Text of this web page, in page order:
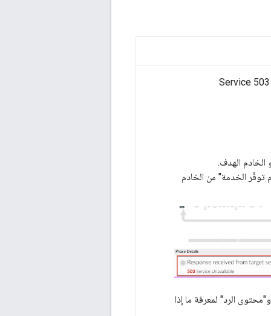
. وإجراء طلب بيانات من واجهة برمجة التطبيقات لإعادة إنتاج المشكلة - 503 Service
الخطأ 503 التي تتضمّن الردّ "عدم توفّر الخدمة" من الخادم
الرد" لمعرفة ما إذا